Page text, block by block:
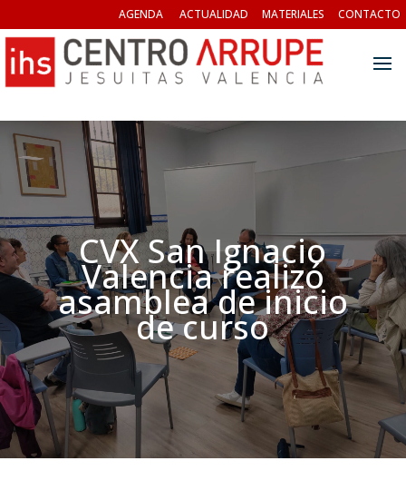
AGENDA ACTUALIDAD MATERIALES CONTACTO
CVX San Ignacio
Valencia realizó
asamblea de inicio
de curso